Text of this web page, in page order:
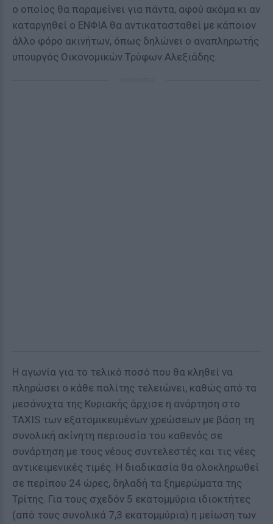
ο οποίος θα παραμείνει για πάντα, αφού ακόμα κι αν
καταργηθεί ο ΕΝΦΙΑ θα αντικατασταθεί με κάποιον
άλλο φόρο ακινήτων, όπως δηλώνει ο αναπληρωτής
υπουργός Οικονομικών Τρύφων Αλεξιάδης.
Η αγωνία για το τελικό ποσό που θα κληθεί να
πληρώσει ο κάθε πολίτης τελειώνει, καθώς από τα
μεσάνυχτα της Κυριακής άρχισε η ανάρτηση στο
TAXIS των εξατομικευμένων χρεώσεων με βάση τη
συνολική ακίνητη περιουσία του καθενός σε
συνάρτηση με τους νέους συντελεστές και τις νέες
αντικειμενικές τιμές. Η διαδικασία θα ολοκληρωθεί
σε περίπου 24 ώρες, δηλαδή τα ξημερώματα της
Τρίτης. Για τους σχεδόν 5 εκατομμύρια ιδιοκτήτες
(από τους συνολικά 7,3 εκατομμύρια) η μείωση των